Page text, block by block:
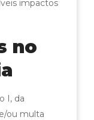
impactos
no
I, da
ou multa